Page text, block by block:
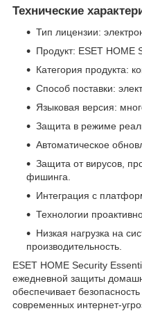
Технические
Тип лицензии:
Продукт: ESET HOME
Категория продукта:
Способ поставки:
Языковая версия:
Защита в режиме
Автоматическое
Защита от вирусов,
фишинга.
Интеграция с
Технологии
Низкая нагрузка на
производительность.
ESET HOME Security
ежедневной защиты
обеспечивает
современных интернет-